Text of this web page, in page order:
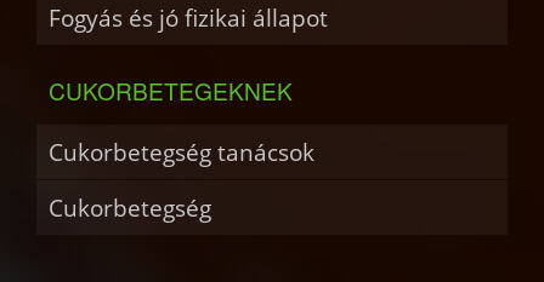
Fogyás és jó fizikai állapot
CUKORBETEGEKNEK
Cukorbetegség tanácsok
Cukorbetegség